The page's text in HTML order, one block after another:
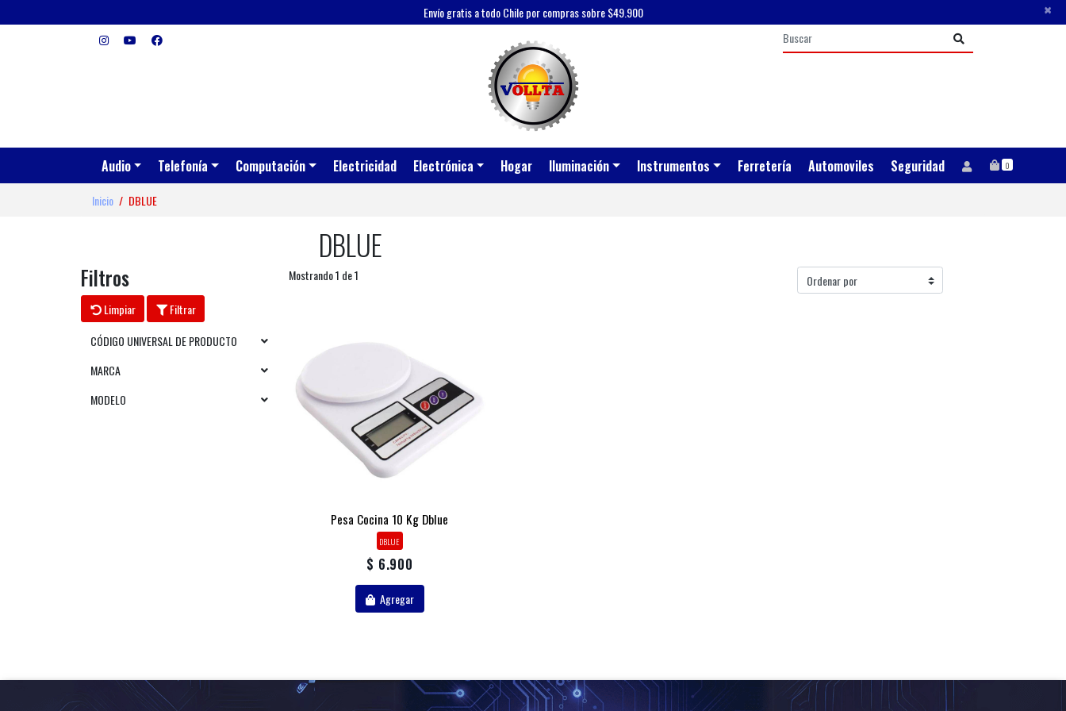
Envío gratis a todo Chile por compras sobre $49.900 ×
Audio Telefonía Computación Electricidad Electrónica Hogar Iluminación Instrumentos Ferretería Automoviles Seguridad 0
Inicio DBLUE
DBLUE
Filtros
Limpiar
Filtrar
CÓDIGO UNIVERSAL DE PRODUCTO
MARCA
MODELO
Mostrando 1 de 1
Pesa Cocina 10 Kg Dblue
DBLUE
$ 6.900
Agregar